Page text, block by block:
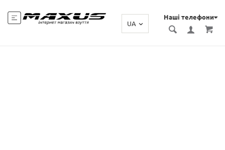
Наші телефони
UA